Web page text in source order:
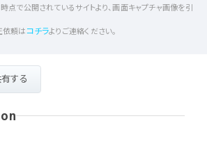
点で公開されているサイトより、画面キャプチャ画像を引
依頼はコチラよりご連絡ください。
する